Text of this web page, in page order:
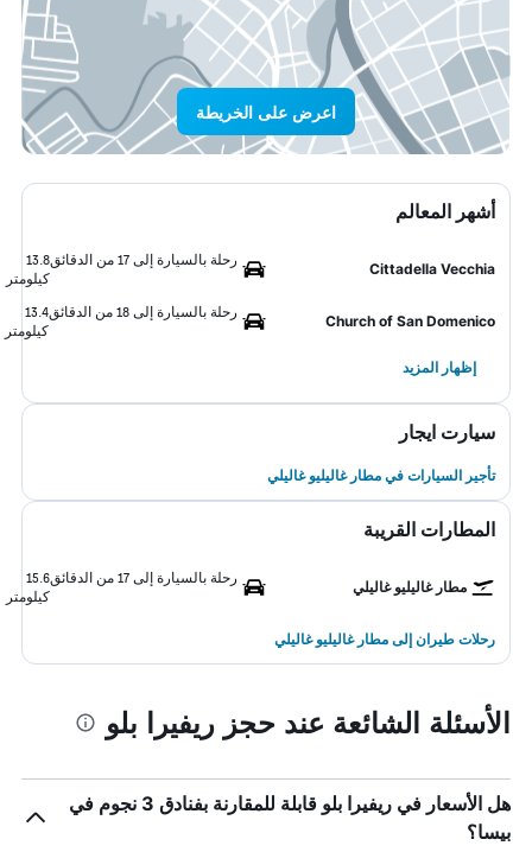
اعرض على الخريطة
أشهر المعالم
Cittadella Vecchia
رحلة بالسيارة إلى 17 من الدقائق
13.8
كيلومتر
Church of San Domenico
رحلة بالسيارة إلى 18 من الدقائق
13.4
كيلومتر
إظهار المزيد
سيارت ايجار
تأجير السيارات في مطار غاليليو غاليلي
المطارات القريبة
مطار غاليليو غاليلي
رحلة بالسيارة إلى 17 من الدقائق
15.6
كيلومتر
رحلات طيران إلى مطار غاليليو غاليلي
الأسئلة الشائعة عند حجز ريفيرا بلو
هل الأسعار في ريفيرا بلو قابلة للمقارنة بفنادق 3 نجوم في
بيسا؟